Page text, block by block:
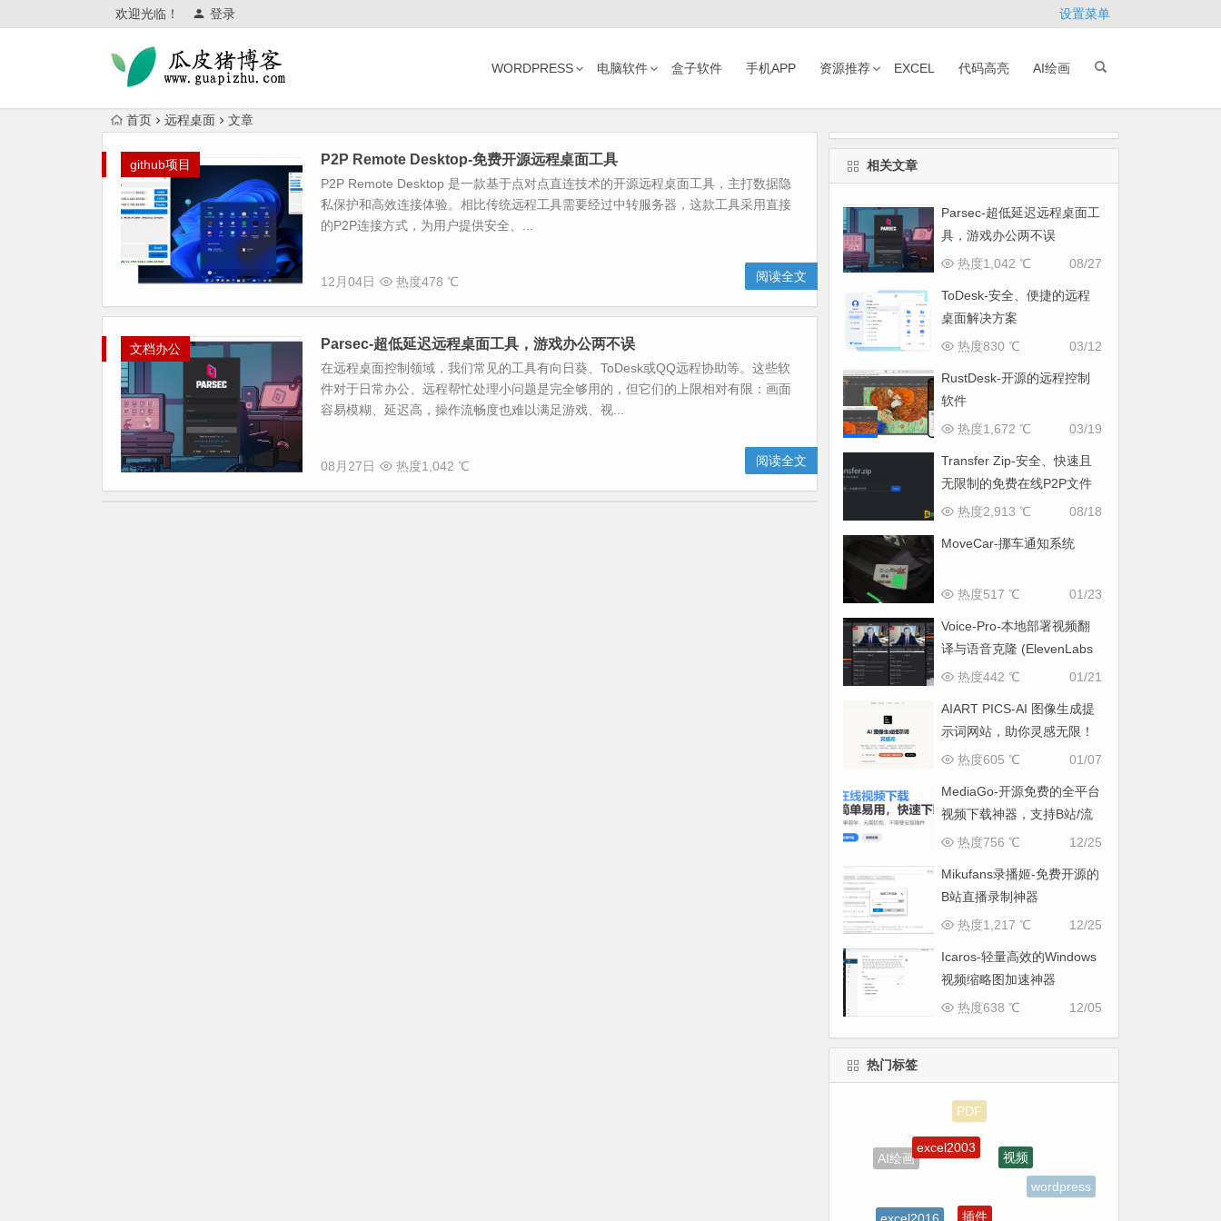
欢迎光临！ 登录 设置菜单
WORDPRESS 电脑软件 盒子软件 手机APP 资源推荐 EXCEL 代码高亮 AI绘画
首页 远程桌面 文章
github项目 P2P Remote Desktop-免费开源远程桌面工具
P2P Remote Desktop 是一款基于点对点直连技术的开源远程桌面工具，主打数据隐
私保护和高效连接体验。相比传统远程工具需要经过中转服务器，这款工具采用直接
的P2P连接方式，为用户提供安全、...
12月04日 热度478 ℃ 阅读全文
文档办公 Parsec-超低延迟远程桌面工具，游戏办公两不误
在远程桌面控制领域，我们常见的工具有向日葵、ToDesk或QQ远程协助等。这些软
件对于日常办公、远程帮忙处理小问题是完全够用的，但它们的上限相对有限：画面
容易模糊、延迟高，操作流畅度也难以满足游戏、视...
08月27日 热度1,042 ℃ 阅读全文
相关文章
Parsec-超低延迟远程桌面工
具，游戏办公两不误
08/27
热度1,042 ℃
ToDesk-安全、便捷的远程
桌面解决方案
03/12
热度830 ℃
RustDesk-开源的远程控制
软件
03/19
热度1,672 ℃
Transfer Zip-安全、快速且
无限制的免费在线P2P文件
传输工具
08/18
热度2,913 ℃
MoveCar-挪车通知系统
01/23
热度517 ℃
Voice-Pro-本地部署视频翻
译与语音克隆 (ElevenLabs
平替)
01/21
热度442 ℃
AIART PICS-AI 图像生成提
示词网站，助你灵感无限！
01/07
热度605 ℃
MediaGo-开源免费的全平台
视频下载神器，支持B站/流
媒体
12/25
热度756 ℃
Mikufans录播姬-免费开源的
B站直播录制神器
12/25
热度1,217 ℃
Icaros-轻量高效的Windows
视频缩略图加速神器
12/05
热度638 ℃
热门标签
AI绘画
excel2003
视频
wordpress
excel2016
插件